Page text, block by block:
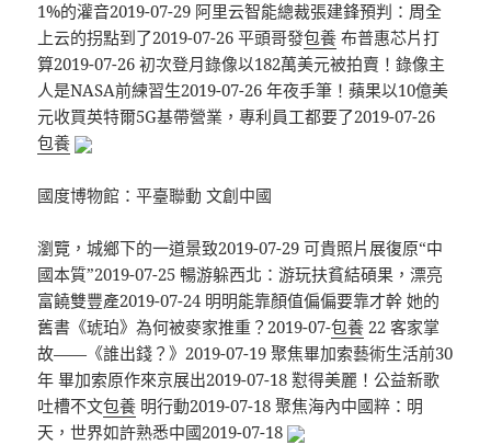
1%的灌音2019-07-29 阿里云智能總裁張建鋒預判：周全
上云的拐點到了2019-07-26 平頭哥發包養 布普惠芯片打
算2019-07-26 初次登月錄像以182萬美元被拍賣！錄像主
人是NASA前練習生2019-07-26 年夜手筆！蘋果以10億美
元收買英特爾5G基帶營業，專利員工都要了2019-07-26
包養
國度博物館：平臺聯動 文創中國
瀏覽，城鄉下的一道景致2019-07-29 可貴照片展復原“中
國本質”2019-07-25 暢游躲西北：游玩扶貧結碩果，漂亮
富饒雙豐產2019-07-24 明明能靠顏值偏偏要靠才幹 她的
舊書《琥珀》為何被麥家推重？2019-07-包養 22 客家掌
故——《誰出錢？》2019-07-19 聚焦畢加索藝術生活前30
年 畢加索原作來京展出2019-07-18 懟得美麗！公益新歌
吐槽不文包養 明行動2019-07-18 聚焦海內中國粹：明
天，世界如許熟悉中國2019-07-18